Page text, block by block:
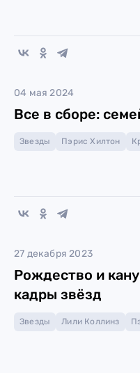
04 мая 2024
Все в сборе:
Звезды Пэрис Хилтон
27 декабря 2023
Рождество и
кадры звёзд
Звезды Лили Коллинз